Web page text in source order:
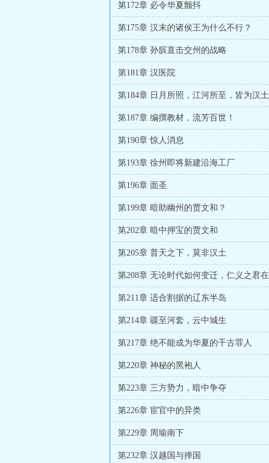
第172章 必令华夏颤抖
第175章 汉末的诸侯王为什么不行？
第178章 孙膑直击交州的战略
第181章 汉医院
第184章 日月所照，江河所至，皆为汉土
第187章 编撰教材，流芳百世！
第190章 惊人消息
第193章 徐州即将新建沿海工厂
第196章 面圣
第199章 暗助幽州的贾文和？
第202章 暗中押宝的贾文和
第205章 普天之下，莫非汉土
第211章 适合割据的辽东半岛
第214章 疆至河套，云中城生
第217章 绝不能成为华夏的千古罪人
第220章 神秘的黑袍人
第223章 三方势力，暗中争夺
第226章 宦官中的异类
第229章 周瑜南下
第232章 汉越国与掸国